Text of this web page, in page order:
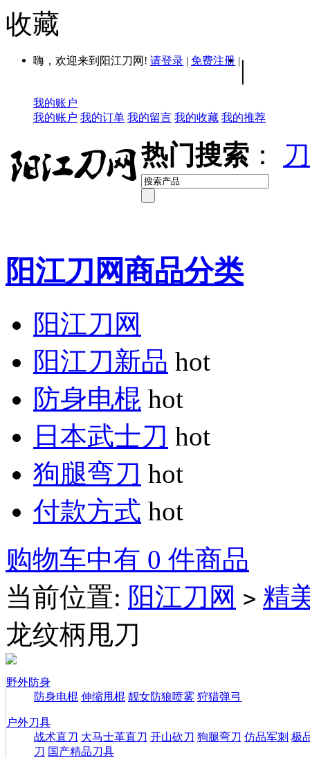
收藏
嗨，欢迎来到阳江刀网! 请登录 | 免费注册 | |
我的账户
我的账户 我的订单 我的留言 我的收藏 我的推荐
热门搜索 ：
阳江刀网商品分类
阳江刀网
阳江刀新品 hot
防身电棍 hot
日本武士刀 hot
狗腿弯刀 hot
付款方式 hot
购物车中有 0 件商品
当前位置: 阳江刀网 > 精
龙纹柄甩刀
野外防身
防身电棍 伸缩甩棍 靓女防狼喷雾 狩猎弹弓
户外刀具
战术直刀 大马士革直刀 开山砍刀 狗腿弯刀 仿品军刺 极
刀 国产精品刀具